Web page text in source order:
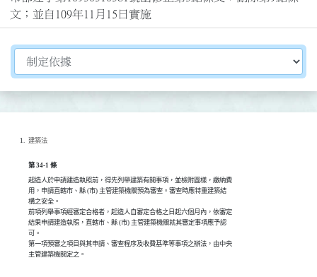
文；並自109年11月15日實施
切換選擇法規資訊內容
建築法
第 34-1 條
起造人於申請建造執照前，得先列舉建築有關事項，並檢附圖樣，繳納費
用，申請直轄市、縣 (市) 主管建築機關預為審查。審查時應特重建築結
構之安全。
前項列舉事項經審定合格者，起造人自審定合格之日起六個月內，依審定
結果申請建造執照，直轄市、縣 (市) 主管建築機關就其審定事項應予認
可。
第一項預審之項目與其申請、審查程序及收費基準等事項之辦法，由中央
主管建築機關定之。